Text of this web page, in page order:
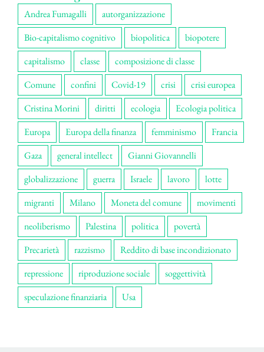
Andrea Fumagalli
autorganizzazione
Bio-capitalismo cognitivo
biopolitica
biopotere
capitalismo
classe
composizione di classe
Comune
confini Covid-19 crisi
crisi europea
Cristina Morini
diritti ecologia
Ecologia politica
Europa
Europa della finanza femminismo
Francia
Gaza
general intellect
Gianni Giovannelli
globalizzazione
guerra Israele lavoro
lotte
migranti
Milano Moneta del comune
movimenti
neoliberismo
Palestina politica
povertà
Precarietà
razzismo
Reddito di base incondizionato
repressione
riproduzione sociale
soggettività
speculazione finanziaria
Usa